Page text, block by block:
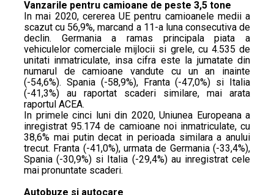
Vanzarile pentru camioane de peste 3,5 tone
In mai 2020, cererea UE pentru camioanele medii a
scazut cu 56,9%, marcand a 11-a luna consecutiva de
declin. Germania a ramas principala piata a
vehiculelor comerciale mijlocii si grele, cu 4.535 de
unitati inmatriculate, insa cifra este la jumatate din
numarul de camioane vandute cu un an inainte
(-54,6%). Spania (-58,9%), Franta (-47,0%) si Italia
(-41,3%) au raportat scaderi similare, mai arata
raportul ACEA.
In primele cinci luni din 2020, Uniunea Europeana a
inregistrat 95.174 de camioane noi inmatriculate, cu
38,6% mai putin decat in perioada similara a anului
trecut. Franta (-41,0%), urmata de Germania (-33,4%),
Spania (-30,9%) si Italia (-29,4%) au inregistrat cele
mai pronuntate scaderi.
Autobuze si autocare